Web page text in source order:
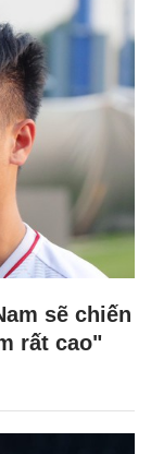
sẽ chiến
rất cao"